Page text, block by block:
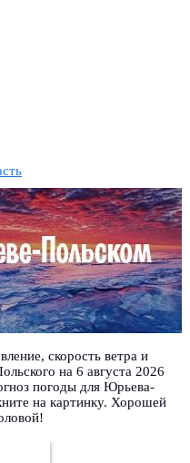
скорость ветра и
на 6 августа 2026
погоды для Юрьева-
на картинку. Хорошей